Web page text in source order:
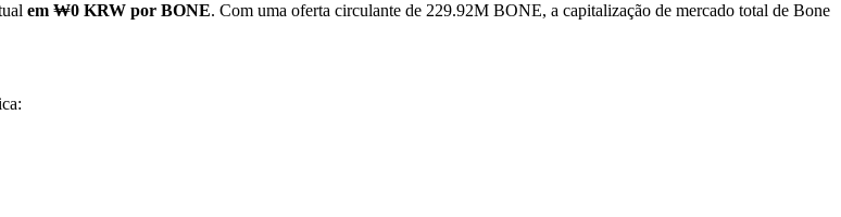
em ₩0 KRW por BONE. Com uma oferta circulante de 229.92M BONE, a capitalização de mercado total de Bone